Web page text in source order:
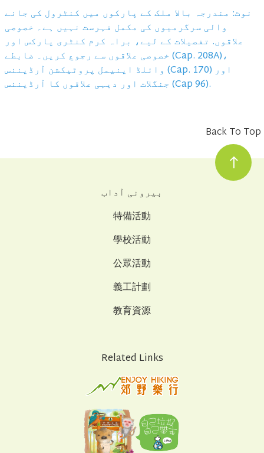
نوٹ: مندرجہ بالا ملک کے پارکوں میں کنٹرول کی جانے
والی سرگرمیوں کی مکمل فہرست نہیں ہے۔ خصوصی
علاقوں. تفصیلات کے لیے، براہ کرم کنٹری پارکس اور
خصوصی علاقوں سے رجوع کریں۔ ضابطے (Cap. 208A)،
وائلڈ اینیمل پروٹیکشن آرڈیننس (Cap. 170) اور
جنگلات اور دیہی علاقوں کا آرڈیننس (Cap 96).
Back To Top
بیرونی آداب
特備活動
學校活動
公眾活動
義工計劃
教育資源
Related Links